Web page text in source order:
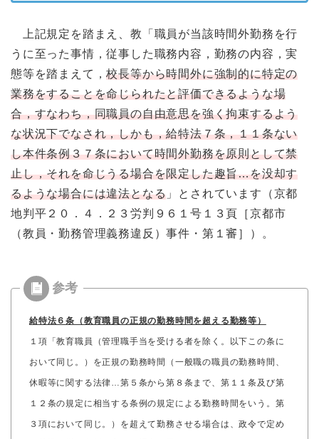
上記規定を踏まえ、教「職員が当該時間外勤務を行
うに至った事情，従事した職務内容，勤務の内容，実
態等を踏まえて，校長等から時間外に強制的に特定の
業務をすることを命じられたと評価できるような場
合，すなわち，同職員の自由意思を強く拘束するよう
な状況下でなされ，しかも，給特法７条，１１条ない
し本件条例３７条において時間外勤務を原則として禁
止し，それを命じうる場合を限定した趣旨…を没却す
るような場合には違法となる 」とされています（京都
地判平２０．４．２３労判９６１号１３頁［京都市
（教員・勤務管理義務違反）事件・第１審］）。
給特法６条（教育職員の正規の勤務時間を超える勤務等）
１項「教育職員（管理職手当を受ける者を除く。以下この条に
おいて同じ。）を正規の勤務時間（一般職の職員の勤務時間、
休暇等に関する法律…第５条から第８条まで、第１１条及び第
１２条の規定に相当する条例の規定による勤務時間をいう。第
３項において同じ。）を超えて勤務させる場合は、政令で定め